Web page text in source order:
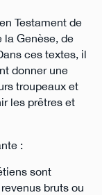
Testament de
la Genèse, de
ces textes, il
donner une
troupeaux et
les prêtres et
:
sont
bruts ou